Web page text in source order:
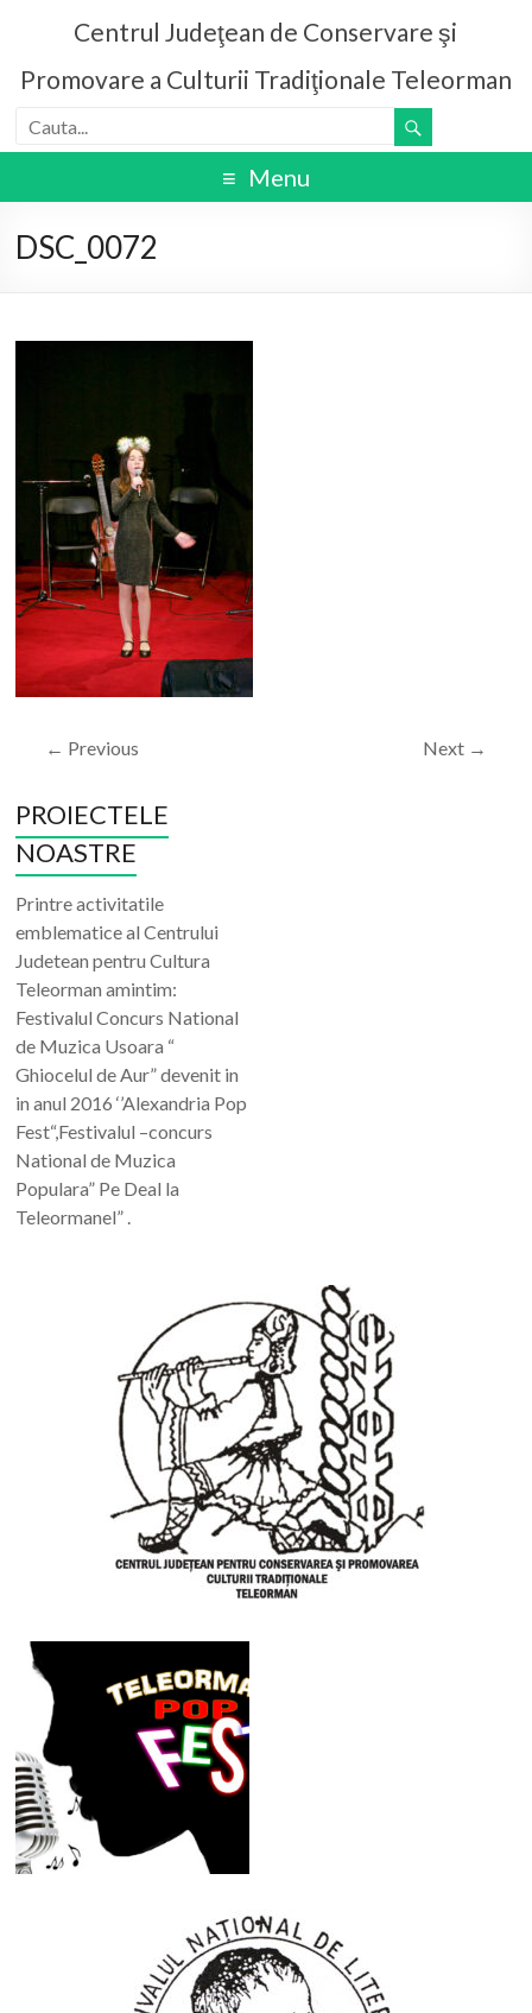
Centrul Judeţean de Conservare şi
Promovare a Culturii Tradiţionale Teleorman
Menu
DSC_0072
← Previous Next →
PROIECTELE
NOASTRE
Printre activitatile
emblematice al Centrului
Judetean pentru Cultura
Teleorman amintim:
Festivalul Concurs National
de Muzica Usoara “
Ghiocelul de Aur” devenit in
in anul 2016 ‘’Alexandria Pop
Fest“,Festivalul –concurs
National de Muzica
Populara” Pe Deal la
Teleormanel” .